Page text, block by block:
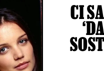
CI